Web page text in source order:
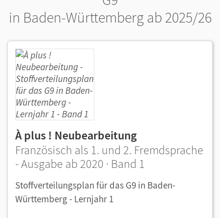
in Baden-Württemberg ab 2025/26
À plus ! Neubearbeitung
Französisch als 1. und 2. Fremdsprache
- Ausgabe ab 2020 · Band 1
Stoffverteilungsplan für das G9 in Baden-
Württemberg - Lernjahr 1